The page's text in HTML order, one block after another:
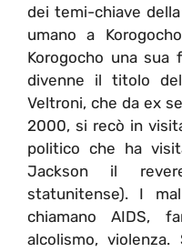
dei temi-chiave
umano a
Korogocho una sua
divenne il titolo
Veltroni, che da ex
2000, si recò in
politico che ha
Jackson il
statunitense). I
chiamano AIDS,
alcolismo,